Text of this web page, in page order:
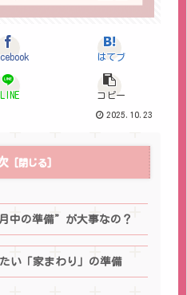
はてブ
LINE コピー
2025.10.23
中の準備”が大事なの？
い「家まわり」の準備